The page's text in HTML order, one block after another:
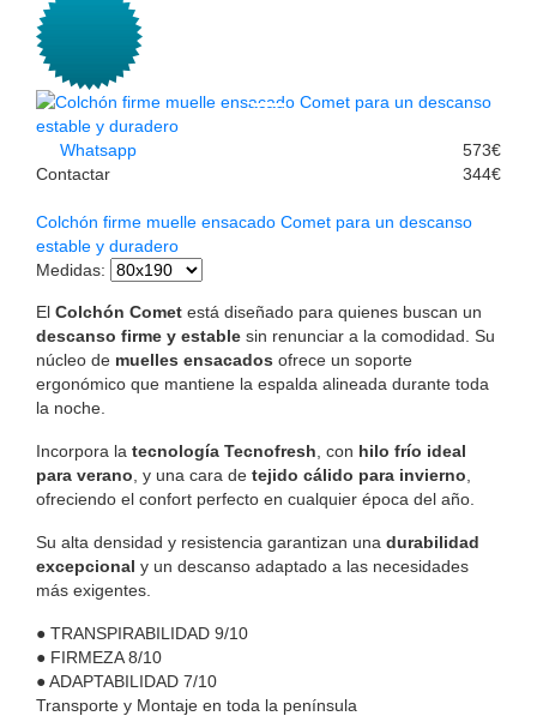
Whatsapp
Contactar
573€
344€
Colchón firme muelle ensacado Comet para un descanso
estable y duradero
Medidas:
El Colchón Comet está diseñado para quienes buscan un
descanso firme y estable sin renunciar a la comodidad. Su
núcleo de muelles ensacados ofrece un soporte
ergonómico que mantiene la espalda alineada durante toda
la noche.
Incorpora la tecnología Tecnofresh , con hilo frío ideal
para verano , y una cara de tejido cálido para invierno
ofreciendo el confort perfecto en cualquier época del año.
Su alta densidad y resistencia garantizan una durabilidad
excepcional y un descanso adaptado a las necesidades
más exigentes.
● TRANSPIRABILIDAD 9/10
● FIRMEZA 8/10
●ADAPTABILIDAD 7/10
Transporte y Montaje en toda la península